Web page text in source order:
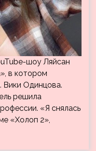
шоу Ляйсан
в котором
Вики Одинцова.
решила
«Я снялась
«Холоп 2»,